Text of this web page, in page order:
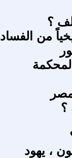
؟
من الفساد
لمحكمة
؟
عراقيون ، يهود